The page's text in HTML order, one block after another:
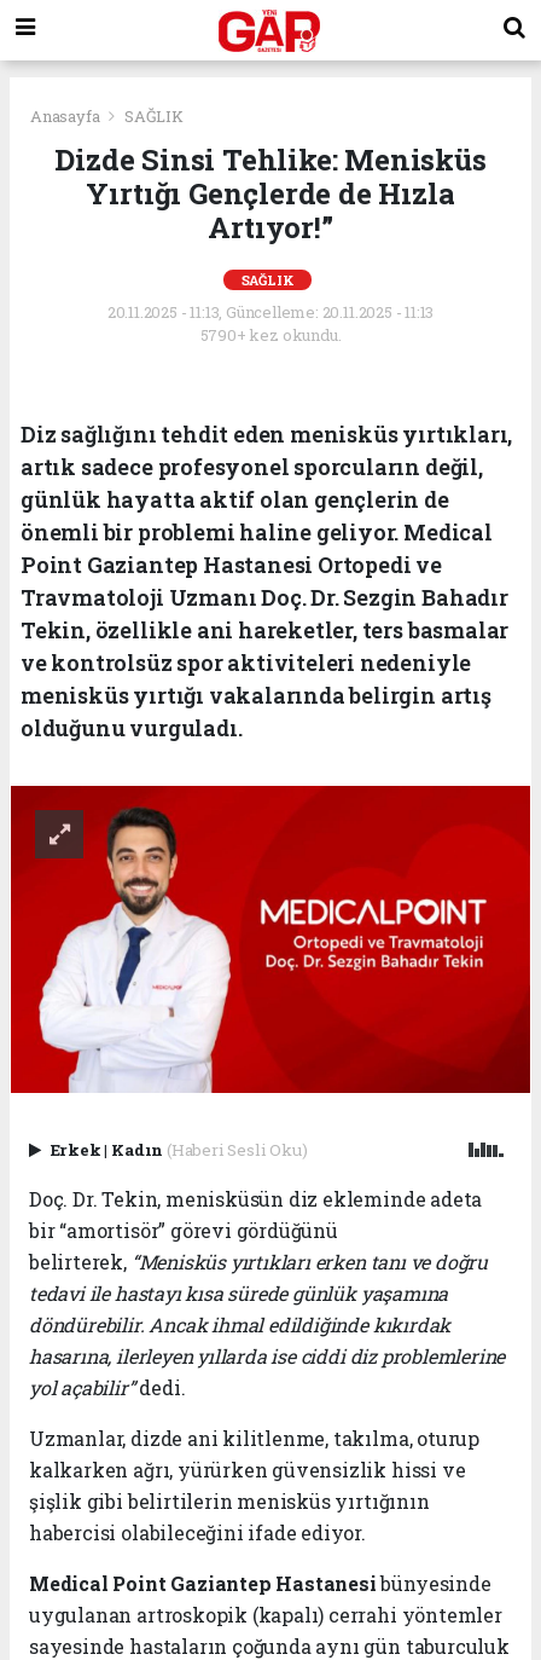
Anasayfa SAĞLIK
Dizde Sinsi Tehlike: Menisküs
Yırtığı Gençlerde de Hızla
Artıyor!”
SAĞLIK
20.11.2025 - 11:13, Güncelleme: 20.11.2025 - 11:13
5790+ kez okundu.
Diz sağlığını tehdit eden menisküs yırtıkları,
artık sadece profesyonel sporcuların değil,
günlük hayatta aktif olan gençlerin de
önemli bir problemi haline geliyor. Medical
Point Gaziantep Hastanesi Ortopedi ve
Travmatoloji Uzmanı Doç. Dr. Sezgin Bahadır
Tekin, özellikle ani hareketler, ters basmalar
ve kontrolsüz spor aktiviteleri nedeniyle
menisküs yırtığı vakalarında belirgin artış
olduğunu vurguladı.
Erkek| Kadın (Haberi Sesli Oku)
Doç. Dr. Tekin, menisküsün diz ekleminde adeta
bir “amortisör” görevi gördüğünü
belirterek, “Menisküs yırtıkları erken tanı ve doğru
tedavi ile hastayı kısa sürede günlük yaşamına
döndürebilir. Ancak ihmal edildiğinde kıkırdak
hasarına, ilerleyen yıllarda ise ciddi diz problemlerine
yol açabilir”dedi.
Uzmanlar, dizde ani kilitlenme, takılma, oturup
kalkarken ağrı, yürürken güvensizlik hissi ve
şişlik gibi belirtilerin menisküs yırtığının
habercisi olabileceğini ifade ediyor.
Medical Point Gaziantep Hastanesibünyesinde
uygulanan artroskopik (kapalı) cerrahi yöntemler
sayesinde hastaların çoğunda aynı gün taburculuk